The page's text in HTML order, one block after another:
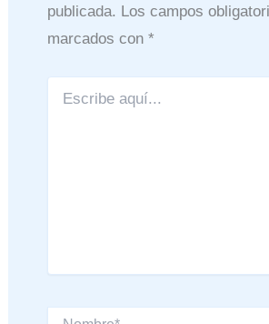
publicada. Los campos
marcados con *
aquí...
Nombre*